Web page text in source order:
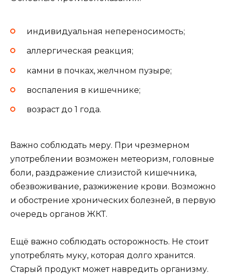
индивидуальная непереносимость;
аллергическая реакция;
камни в почках, желчном пузыре;
воспаления в кишечнике;
возраст до 1 года.
Важно соблюдать меру. При чрезмерном
употреблении возможен метеоризм, головные
боли, раздражение слизистой кишечника,
обезвоживание, разжижение крови. Возможно
и обострение хронических болезней, в первую
очередь органов ЖКТ.
Ещё важно соблюдать осторожность. Не стоит
употреблять муку, которая долго хранится.
Старый продукт может навредить организму.